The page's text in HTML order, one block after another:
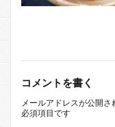
コメントを書く
メールアドレスが公開さ
必須項目です